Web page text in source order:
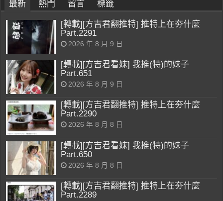
最新 熱門 留言 標籤
[轉載][方吉君翻推特] 推特上在夯什麼
Part.2291
2026 年 8 月 9 日
[轉載][方吉君看妹] 我推(特)的妹子
Part.651
2026 年 8 月 9 日
[轉載][方吉君翻推特] 推特上在夯什麼
Part.2290
2026 年 8 月 8 日
[轉載][方吉君看妹] 我推(特)的妹子
Part.650
2026 年 8 月 8 日
[轉載][方吉君翻推特] 推特上在夯什麼
Part.2289